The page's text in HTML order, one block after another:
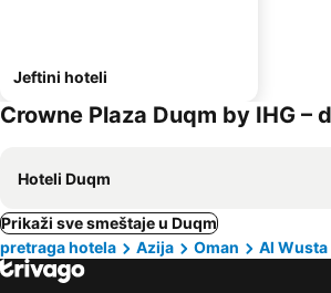
Jeftini hoteli
Crowne Plaza Duqm by IHG –
Hoteli Duqm
Prikaži sve smeštaje u Duqm
pretraga hotela
Azija Oman Al Wusta